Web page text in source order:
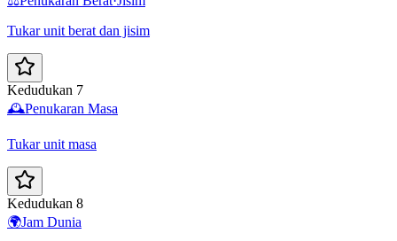
Tukar unit berat dan jisim
Kedudukan 7
🕰️Penukaran Masa
Tukar unit masa
Kedudukan 8
🌍Jam Dunia